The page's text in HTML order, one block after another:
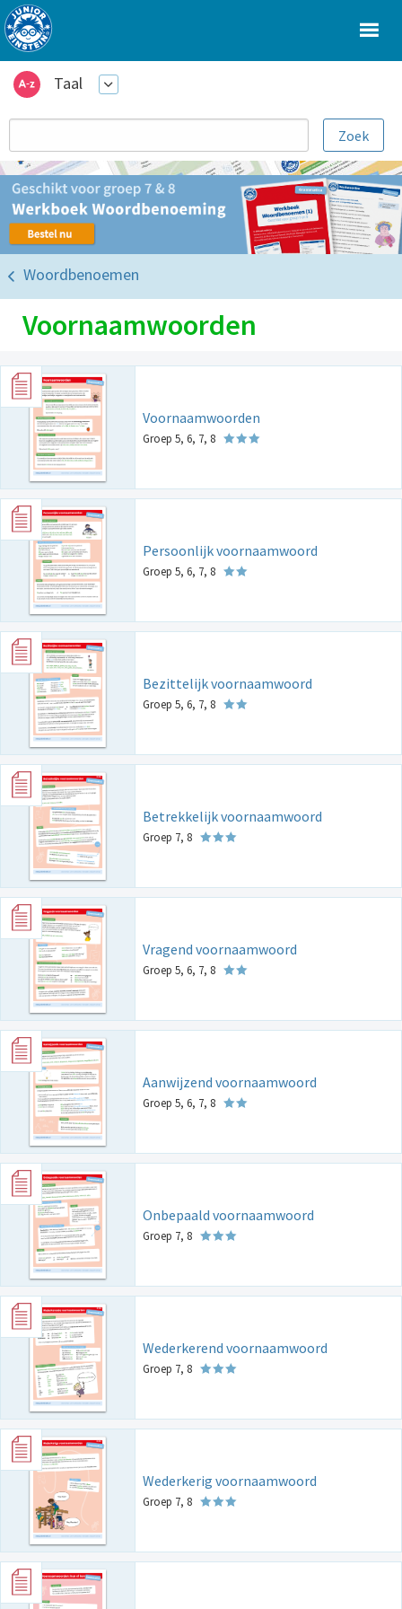
Taal
Woordbenoemen
Voornaamwoorden
Voornaamwoorden
Groep 5, 6, 7, 8
Persoonlijk voornaamwoord
Groep 5, 6, 7, 8
Bezittelijk voornaamwoord
Groep 5, 6, 7, 8
Betrekkelijk voornaamwoord
Groep 7, 8
Vragend voornaamwoord
Groep 5, 6, 7, 8
Aanwijzend voornaamwoord
Groep 5, 6, 7, 8
Onbepaald voornaamwoord
Groep 7, 8
Wederkerend voornaamwoord
Groep 7, 8
Wederkerig voornaamwoord
Groep 7, 8